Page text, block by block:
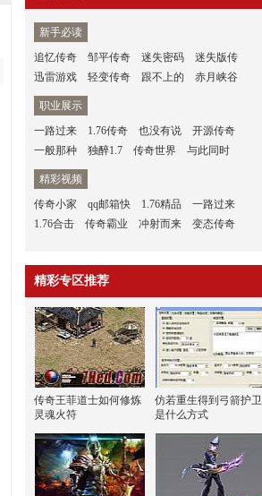
新手必读
追忆传奇
邹平传奇 迷失密码
迷失版传
迅雷游戏
轻变传奇 跟不上的 赤月峡谷
职业展示
一路过来
1.76传奇 也没有说
开源传奇
一般那种
独醉1.7 传奇世界 与此同时
精彩视频
传奇小家
qq邮箱快 1.76精品
一路过来
1.76合击
传奇霸业 冲射而来 变态传奇
精彩专区推荐
传奇王菲道士如何修炼
灵魂火符
仿若重生得到弓箭护卫
是什么方式